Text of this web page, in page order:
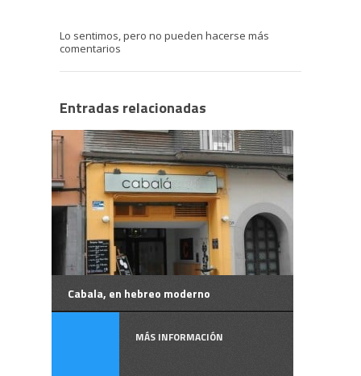
Lo sentimos, pero no pueden hacerse más
comentarios
Entradas relacionadas
Cabala, en hebreo moderno
MÁS INFORMACIÓN